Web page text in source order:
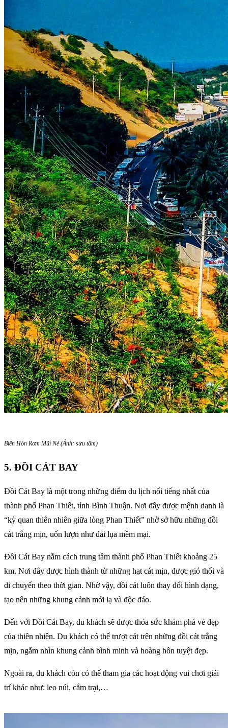
Biển Hòn Rơm Mũi Né (Ảnh: sưu tầm)
5. ĐỒI CÁT BAY
Đồi Cát Bay là một trong những điểm du lịch nổi tiếng nhất của
thành phố Phan Thiết, tỉnh Bình Thuận. Nơi đây được mệnh danh là
“kỳ quan thiên nhiên giữa lòng Phan Thiết” nhờ sở hữu những đồi
cát trắng mịn, uốn lượn như dải lụa mềm mại.
Đồi Cát Bay nằm cách trung tâm thành phố Phan Thiết khoảng 25
km. Nơi đây được hình thành từ những hạt cát mịn, được gió thổi và
di chuyển theo thời gian. Nhờ vậy, đồi cát luôn thay đổi hình dạng,
tạo nên những khung cảnh mới lạ và độc đáo.
Đến với Đồi Cát Bay, du khách sẽ được thỏa sức khám phá vẻ đẹp
của thiên nhiên. Du khách có thể trượt cát trên những đồi cát trắng
mịn, ngắm nhìn khung cảnh bình minh và hoàng hôn tuyệt đẹp.
Ngoài ra, du khách còn có thể tham gia các hoạt động vui chơi giải
trí khác như: leo núi, cắm trại,…